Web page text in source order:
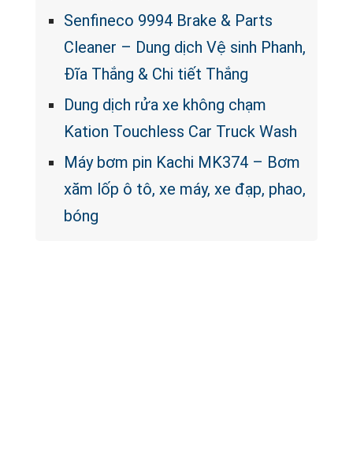
Senfineco 9994 Brake & Parts
Cleaner – Dung dịch Vệ sinh Phanh,
Đĩa Thắng & Chi tiết Thắng
Dung dịch rửa xe không chạm
Kation Touchless Car Truck Wash
Máy bơm pin Kachi MK374 – Bơm
xăm lốp ô tô, xe máy, xe đạp, phao,
bóng